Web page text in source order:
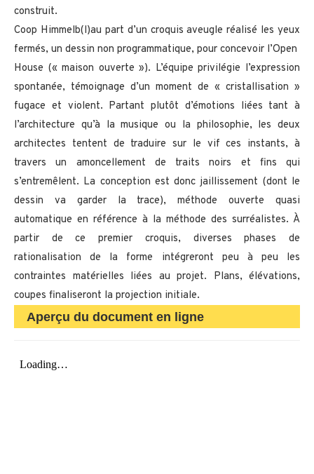
construit.
Coop Himmelb(l)au part d’un croquis aveugle réalisé les yeux
fermés, un dessin non programmatique, pour concevoir l’Open
House (« maison ouverte »). L’équipe privilégie l’expression
spontanée, témoignage d’un moment de « cristallisation »
fugace et violent. Partant plutôt d’émotions liées tant à
l’architecture qu’à la musique ou la philosophie, les deux
architectes tentent de traduire sur le vif ces instants, à
travers un amoncellement de traits noirs et fins qui
s’entremêlent. La conception est donc jaillissement (dont le
dessin va garder la trace), méthode ouverte quasi
automatique en référence à la méthode des surréalistes. À
partir de ce premier croquis, diverses phases de
rationalisation de la forme intégreront peu à peu les
contraintes matérielles liées au projet. Plans, élévations,
coupes finaliseront la projection initiale.
Aperçu du document en ligne